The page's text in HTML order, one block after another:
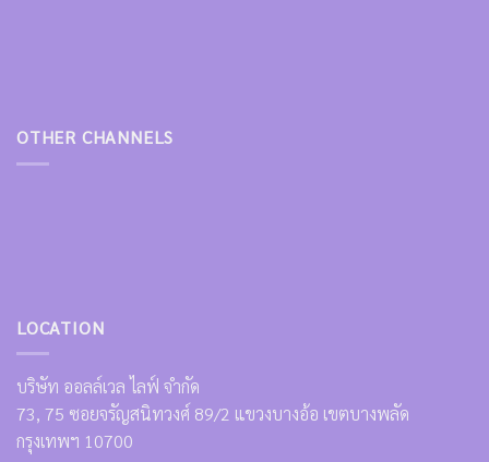
OTHER CHANNELS
LOCATION
บริษัท ออลล์เวล ไลฟ์ จำกัด
73, 75 ซอยจรัญสนิทวงศ์ 89/2 แขวงบางอ้อ เขตบางพลัด
กรุงเทพฯ 10700